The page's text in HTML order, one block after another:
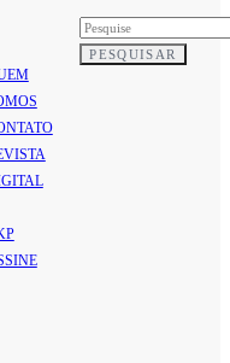
PESQUISAR